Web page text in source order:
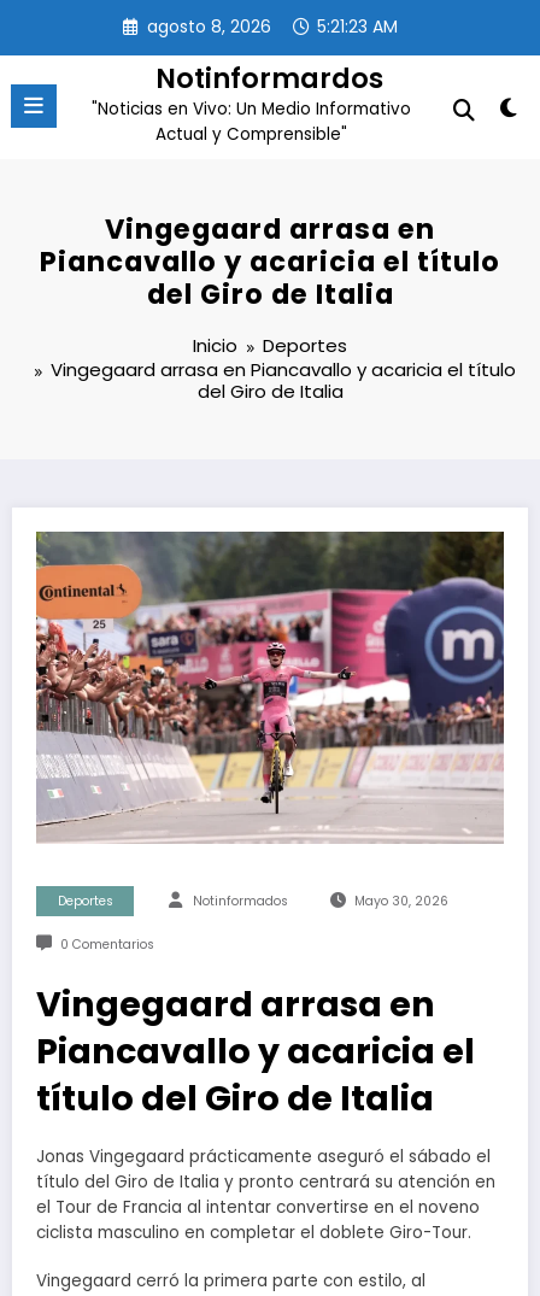
contenido
agosto 8, 2026 5:21:24 AM
Notinformardos
"Noticias en Vivo: Un Medio Informativo
Actual y Comprensible"
Vingegaard arrasa en
Piancavallo y acaricia el título
del Giro de Italia
Inicio
Deportes
Vingegaard arrasa en Piancavallo y acaricia el título
del Giro de Italia
Deportes Notinformados Mayo 30, 2026
0 Comentarios
Vingegaard arrasa en
Piancavallo y acaricia el
título del Giro de Italia
Jonas Vingegaard prácticamente aseguró el sábado el
título del Giro de Italia y pronto centrará su atención en
el Tour de Francia al intentar convertirse en el noveno
ciclista masculino en completar el doblete Giro-Tour.
Vingegaard cerró la primera parte con estilo, al